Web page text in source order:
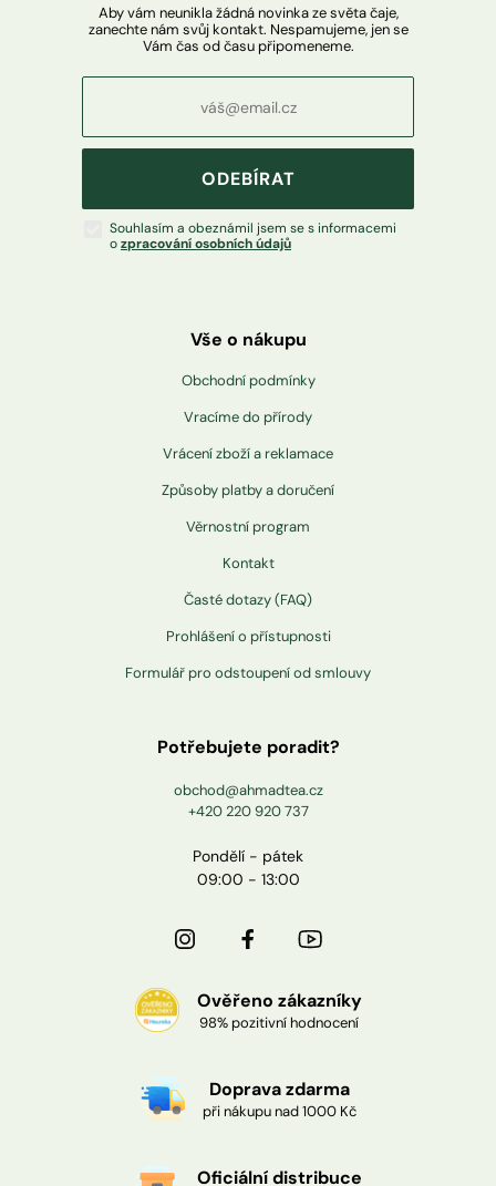
Aby vám neunikla žádná novinka ze světa čaje,
zanechte nám svůj kontakt. Nespamujeme, jen se
Vám čas od času připomeneme.
ODEBÍRAT
Souhlasím a obeznámil jsem se s informacemi
ozpracování osobních údajů
Vše o nákupu
Obchodní podmínky
Vracíme do přírody
Vrácení zboží a reklamace
Způsoby platby a doručení
Věrnostní program
Kontakt
Časté dotazy (FAQ)
Prohlášení o přístupnosti
Formulář pro odstoupení od smlouvy
Potřebujete poradit?
obchod@ahmadtea.cz
+420 220 920 737
Pondělí - pátek
09:00 - 13:00
Ověřeno zákazníky
98% pozitivní hodnocení
Doprava zdarma
při nákupu nad 1000 Kč
Oficiální distribuce